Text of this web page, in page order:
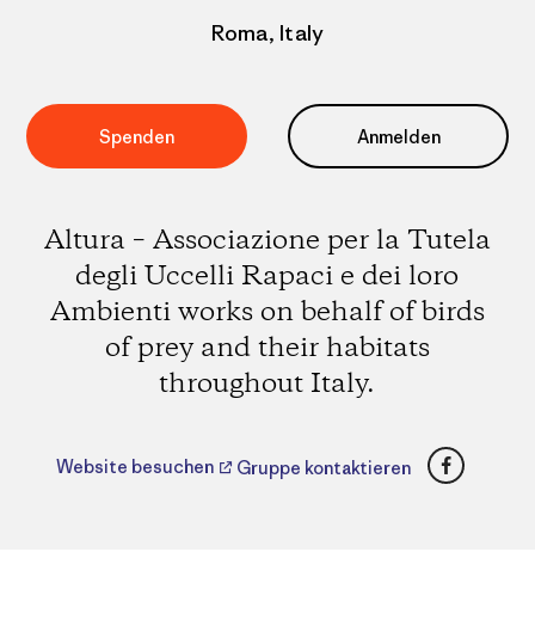
Roma, Italy
Spenden Anmelden
Altura – Associazione per la Tutela
degli Uccelli Rapaci e dei loro
Ambienti works on behalf of birds
of prey and their habitats
throughout Italy.
Website besuchen Gruppe kontaktieren